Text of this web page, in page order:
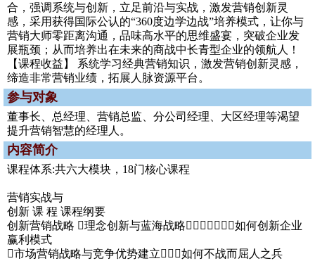
合，强调系统与创新，立足前沿与实战，激发营销创新灵
感，采用获得国际公认的“360度边学边战”培养模式，让你与
营销大师零距离沟通，品味高水平的思维盛宴，突破企业发
展瓶颈；从而培养出在未来的商战中长青型企业的领航人！
【课程收益】 系统学习经典营销知识，激发营销创新灵感，
缔造非常营销业绩，拓展人脉资源平台。
参与对象
董事长、总经理、营销总监、分公司经理、大区经理等渴望
提升营销智慧的经理人。
内容简介
课程体系:共六大模块，18门核心课程
营销实战与
创新 课 程 课程纲要
创新营销战略 理念创新与蓝海战略如何创新企业
赢利模式
市场营销战略与竞争优势建立如何不战而屈人之兵